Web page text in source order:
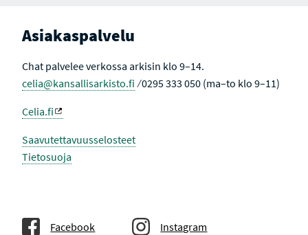
Asiakaspalvelu
Chat palvelee verkossa arkisin klo 9–14.
celia@kansallisarkisto.fi ⁄ 0295 333 050 (ma–to klo 9–11)
Celia.fi
Saavutettavuusselosteet
Tietosuoja
Facebook Instagram